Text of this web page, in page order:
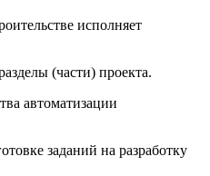
исполняет
(части) проекта.
автоматизации
заданий на разработку